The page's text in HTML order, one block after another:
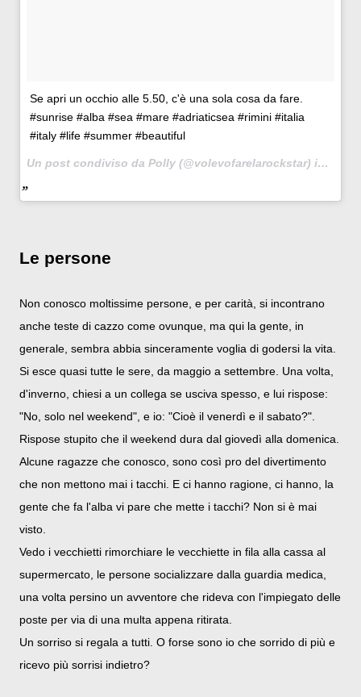
Se apri un occhio alle 5.50, c'è una sola cosa da fare.
#sunrise #alba #sea #mare #adriaticsea #rimini #italia
#italy #life #summer #beautiful
Un post condiviso da Polly (@volevofarelarockstar) in data:
Le persone
Non conosco moltissime persone, e per carità, si incontrano
anche teste di cazzo come ovunque, ma qui la gente, in
generale, sembra abbia sinceramente voglia di godersi la vita.
Si esce quasi tutte le sere, da maggio a settembre. Una volta,
d'inverno, chiesi a un collega se usciva spesso, e lui rispose:
"No, solo nel weekend", e io: "Cioè il venerdì e il sabato?".
Rispose stupito che il weekend dura dal giovedì alla domenica.
Alcune ragazze che conosco, sono così pro del divertimento
che non mettono mai i tacchi. E ci hanno ragione, ci hanno, la
gente che fa l'alba vi pare che mette i tacchi? Non si è mai
visto.
Vedo i vecchietti rimorchiare le vecchiette in fila alla cassa al
supermercato, le persone socializzare dalla guardia medica,
una volta persino un avventore che rideva con l'impiegato delle
poste per via di una multa appena ritirata.
Un sorriso si regala a tutti. O forse sono io che sorrido di più e
ricevo più sorrisi indietro?